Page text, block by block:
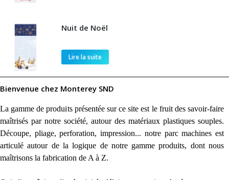
Nuit de Noël
Lire la suite
Bienvenue chez Monterey SND
La gamme de produits présentée sur ce site est le fruit des savoir-faire
maîtrisés par notre société, autour des matériaux plastiques souples.
Découpe, pliage, perforation, impression... notre parc machines est
articulé autour de la logique de notre gamme produits, dont nous
maîtrisons la fabrication de A à Z.